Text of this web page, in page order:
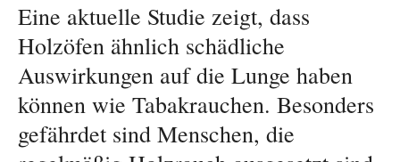
Eine aktuelle Studie zeigt, dass
Holzöfen ähnlich schädliche
Auswirkungen auf die Lunge haben
können wie Tabakrauchen. Besonders
gefährdet sind Menschen, die